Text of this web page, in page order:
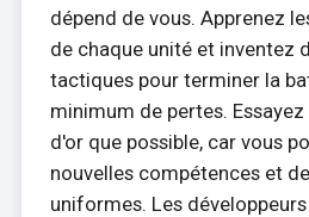
dépend de vous. Apprenez
de chaque unité et inventez
tactiques pour terminer la
minimum de pertes.
d'or que possible, car vous
nouvelles compétences et
uniformes. Les